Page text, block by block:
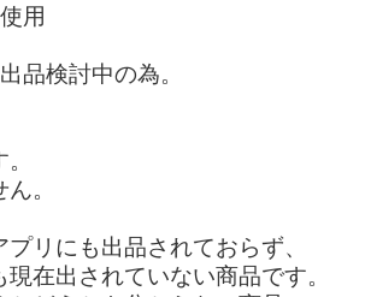
用
品検討中の為。
。
リにも出品されておらず、
在出されていない商品です。